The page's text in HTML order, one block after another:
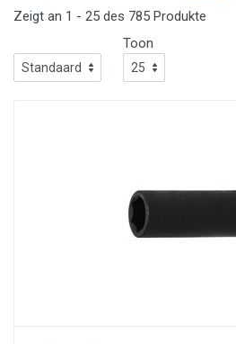
Zeigt an 1 - 25 des 785 Produkte
Toon